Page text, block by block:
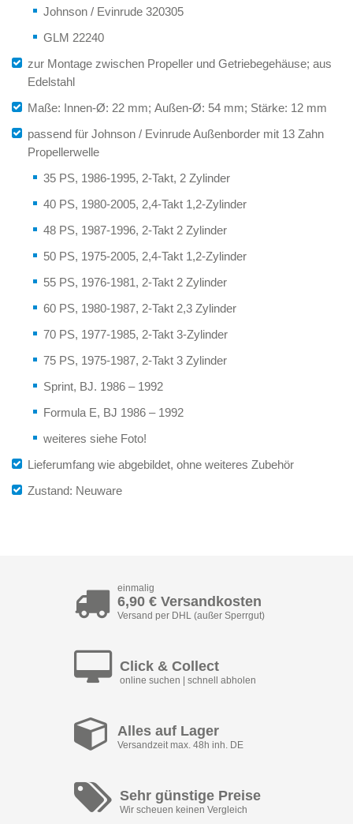
Johnson / Evinrude 320305
GLM 22240
zur Montage zwischen Propeller und Getriebegehäuse; aus
Edelstahl
Maße: Innen-Ø: 22 mm; Außen-Ø: 54 mm; Stärke: 12 mm
passend für Johnson / Evinrude Außenborder mit 13 Zahn
Propellerwelle
35 PS, 1986-1995, 2-Takt, 2 Zylinder
40 PS, 1980-2005, 2,4-Takt 1,2-Zylinder
48 PS, 1987-1996, 2-Takt 2 Zylinder
50 PS, 1975-2005, 2,4-Takt 1,2-Zylinder
55 PS, 1976-1981, 2-Takt 2 Zylinder
60 PS, 1980-1987, 2-Takt 2,3 Zylinder
70 PS, 1977-1985, 2-Takt 3-Zylinder
75 PS, 1975-1987, 2-Takt 3 Zylinder
Sprint, BJ. 1986 – 1992
Formula E, BJ 1986 – 1992
weiteres siehe Foto!
Lieferumfang wie abgebildet, ohne weiteres Zubehör
Zustand: Neuware
einmalig
6,90 € Versandkosten
Versand per DHL (außer Sperrgut)
Click & Collect
online suchen | schnell abholen
Alles auf Lager
Versandzeit max. 48h inh. DE
Sehr günstige Preise
Wir scheuen keinen Vergleich